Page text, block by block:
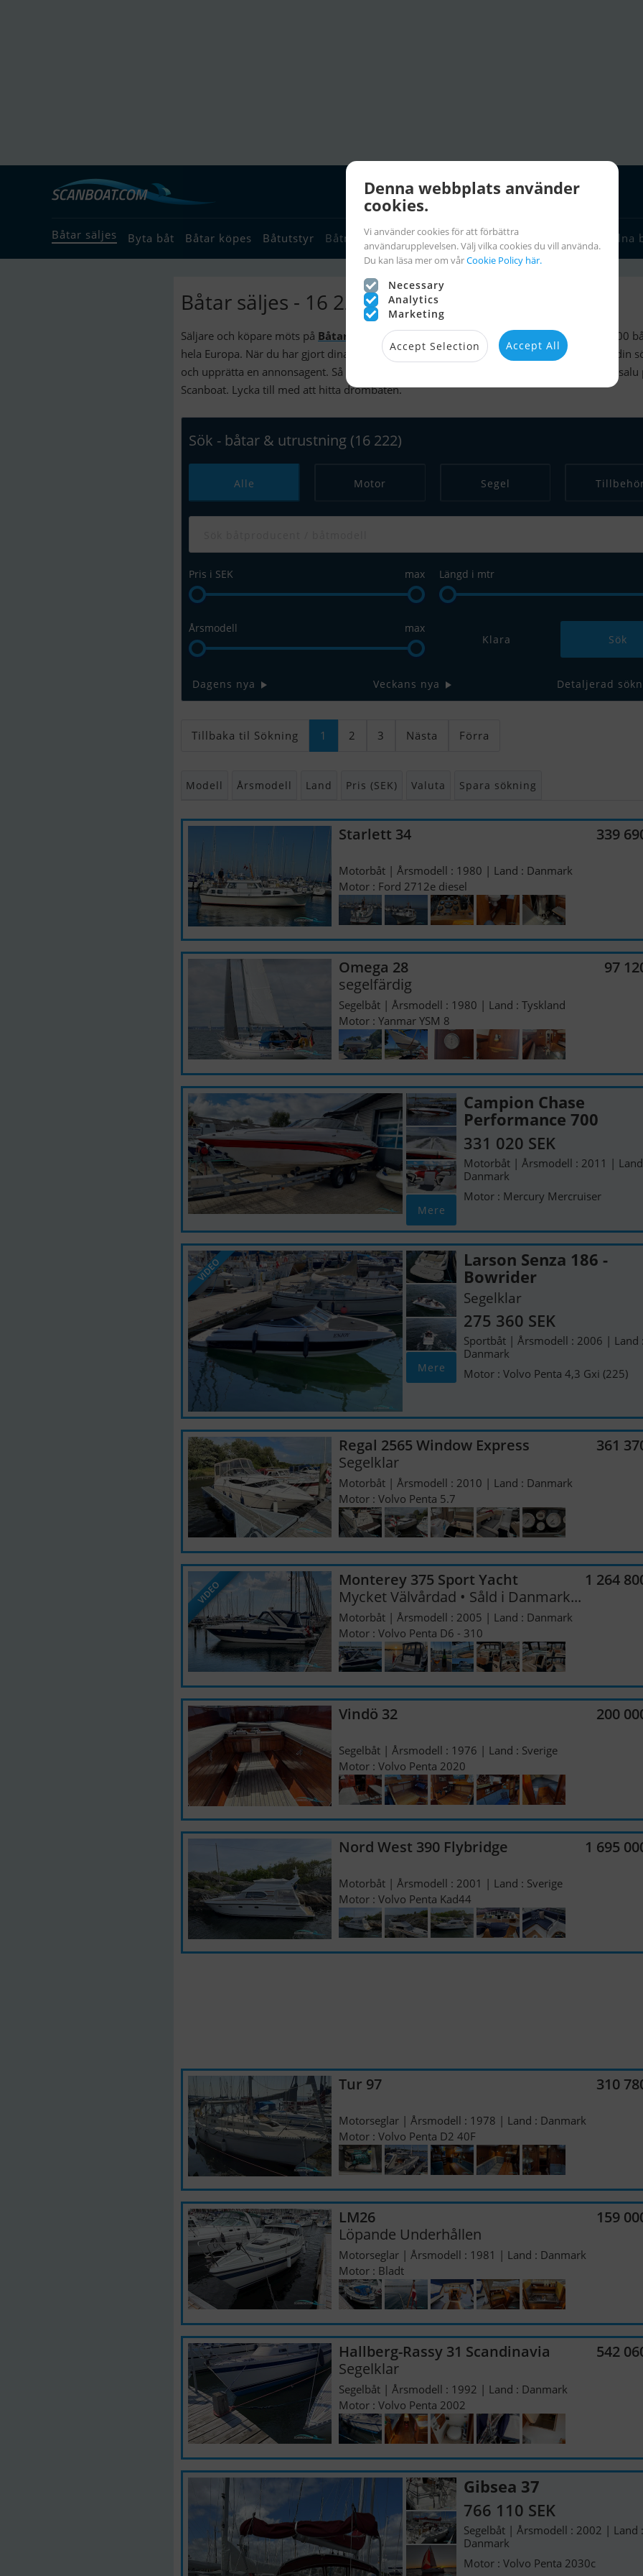
Båtar säljes Byta båt Båtar köpes Båtutstyr Båtmäklare Seglarlänkar Chartra Stulna
Båtar säljes - 16 222 Annonser
Säljare och köpare möts på Båtar säljes
. Det finns möjlighet att söka bland mer än 14 000
hela Europa. När du har gjort dina sökningar och är inloggad, har du möjlighet att spara din
och upprätta en annonsagent. Så blir du automatiskt informerad när din
är till salu
Scanboat. Lycka till med att hitta drömbåten.
Sök - båtar & utrustning (16 222)
Alle Motor Segel
Pris i SEK max Längd i mtr
Årsmodell
max
Klara
Dagens nya Veckans nya Detaljerad
Tillbaka til Sökning 1 2 3 Nästa Förra
Modell Årsmodell Land Pris (SEK) Valuta Spara sökning
Starlett 34 339
Motorbåt | Årsmodell : 1980 | Land : Danmark
Motor : Ford 2712e diesel
Omega 28
segelfärdig
97
Segelbåt | Årsmodell : 1980 | Land : Tyskland
Motor : Yanmar YSM 8
Mere
Campion Chase
Performance 700
331 020 SEK
Motorbåt | Årsmodell : 2011 |
Danmark
Motor : Mercury Mercruiser
VIDEO
Mere
Larson Senza 186 -
Bowrider
Segelklar
275 360 SEK
Sportbåt | Årsmodell : 2006 | Land :
Danmark
Motor : Volvo Penta 4,3 Gxi (225)
Regal 2565 Window Express
Segelklar
361
Motorbåt | Årsmodell : 2010 | Land : Danmark
Motor : Volvo Penta 5.7
VIDEO
Monterey 375 Sport Yacht
Mycket Välvårdad • Såld i Danmark...
1 264
Motorbåt | Årsmodell : 2005 | Land : Danmark
Motor : Volvo Penta D6 - 310
Vindö 32 200
Segelbåt | Årsmodell : 1976 | Land : Sverige
Motor : Volvo Penta 2020
Nord West 390 Flybridge 1 695
Motorbåt | Årsmodell : 2001 | Land : Sverige
Motor : Volvo Penta Kad44
Tur 97 310
Motorseglar | Årsmodell : 1978 | Land : Danmark
Motor : Volvo Penta D2 40F
LM26
Löpande Underhållen
159
Motorseglar | Årsmodell : 1981 | Land : Danmark
Motor : Bladt
Hallberg-Rassy 31 Scandinavia
Segelklar
542
Segelbåt | Årsmodell : 1992 | Land : Danmark
Motor : Volvo Penta 2002
Gibsea 37
766 110 SEK
Segelbåt | Årsmodell : 2002 | Land :
Danmark
Motor : Volvo Penta 2030c
Denna webbplats använder
cookies.
Vi använder cookies för att förbättra
användarupplevelsen. Välj vilka cookies du vill använda.
Du kan läsa mer om vårCookie Policy här.
Necessary
Analytics
Marketing
Accept Selection Accept All